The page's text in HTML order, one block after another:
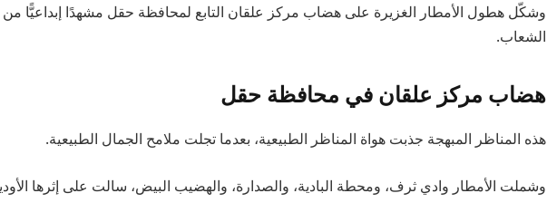
وشكّل هطول الأمطار الغزيرة على هضاب مركز علقان التابع لمحافظة حقل مشهدًا إبداعيًّا من
الشعاب.
هضاب مركز علقان في محافظة حقل
هذه المناظر المبهجة جذبت هواة المناظر الطبيعية، بعدما تجلت ملامح الجمال الطبيعية.
وشملت الأمطار وادي ثرف، ومحطة البادية، والصدارة، والهضيب البيض، سالت على إثرها